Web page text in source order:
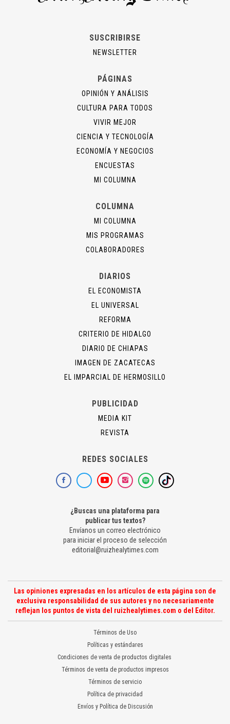
SUSCRIBIRSE
NEWSLETTER
PÁGINAS
OPINIÓN Y ANÁLISIS
CULTURA PARA TODOS
VIVIR MEJOR
CIENCIA Y TECNOLOGÍA
ECONOMÍA Y NEGOCIOS
ENCUESTAS
MI COLUMNA
COLUMNA
MI COLUMNA
MIS PROGRAMAS
COLABORADORES
DIARIOS
EL ECONOMISTA
EL UNIVERSAL
REFORMA
CRITERIO DE HIDALGO
DIARIO DE CHIAPAS
IMAGEN DE ZACATECAS
EL IMPARCIAL DE HERMOSILLO
PUBLICIDAD
MEDIA KIT
REVISTA
REDES SOCIALES
¿Buscas una plataforma para
publicar tus textos?
Envíanos un correo electrónico
para iniciar el proceso de selección
editorial@ruizhealytimes.com
Las opiniones expresadas en los artículos de esta página son de
exclusiva responsabilidad de sus autores y no necesariamente
reflejan los puntos de vista del ruizhealytimes.com o del Editor.
Términos de Uso
Políticas y estándares
Condiciones de venta de productos digitales
Términos de venta de productos impresos
Términos de servicio
Política de privacidad
Envíos y Política de Discusión